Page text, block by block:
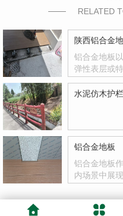
RELATED
陕西铝合金
铝合金地板
弹性表层或
水泥仿木护栏
铝合金地板
铝合金地板
内场景中展